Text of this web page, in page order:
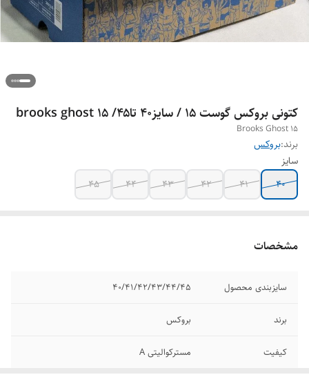
کتونی بروکس گوست ۱۵ / سایز۴۰ تا۴۵/ brooks ghost 15
Brooks Ghost 15
برند:بروکس
سایز
40
41
42
43
44
45
مشخصات
سایزبندی محصول 40/41/42/43/44/45
برند بروکس
کیفیت مسترکوالیتی A